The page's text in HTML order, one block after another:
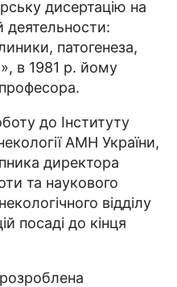
дисертацію на
патогенеза,
в 1981 р. йому
до Інституту
АМН України,
директора
та наукового
відділу
посаді до кінця